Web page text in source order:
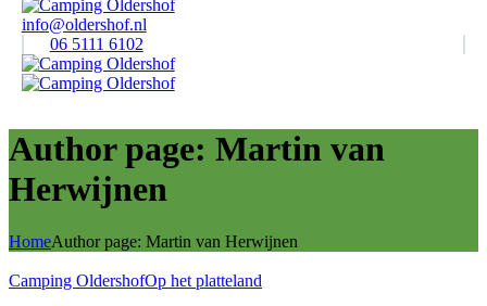
info@oldershof.nl
06 5111 6102
Author page: Martin van
Herwijnen
HomeAuthor page: Martin van Herwijnen
Camping OldershofOp het platteland